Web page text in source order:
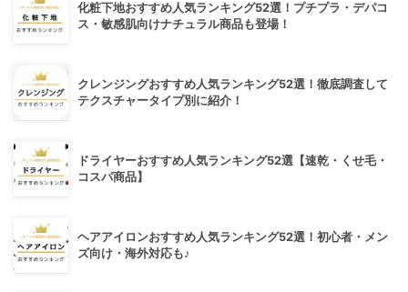
化粧下地おすすめ人気ランキング52選！プチプラ・デパコ
ス・敏感肌向けナチュラル商品も登場！
クレンジングおすすめ人気ランキング52選！徹底調査して
テクスチャータイプ別に紹介！
ドライヤーおすすめ人気ランキング52選【速乾・くせ毛・
コスパ商品】
ヘアアイロンおすすめ人気ランキング52選！初心者・メン
ズ向け・海外対応も♪